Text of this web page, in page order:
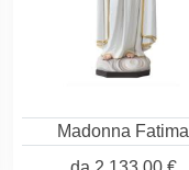
Madonna Fatima